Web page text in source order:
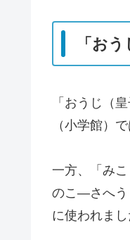
「お
「おうじ（
（小学館）
一方、「み
のこ―さへう
に使われまし